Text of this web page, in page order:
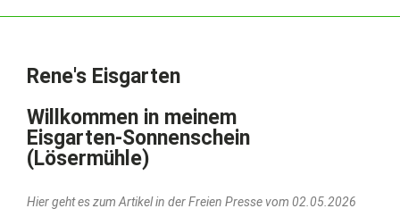
Rene's Eisgarten
Willkommen in meinem
Eisgarten-Sonnenschein
(Lösermühle)
Hier geht es zum Artikel in der Freien Presse vom 02.05.2026